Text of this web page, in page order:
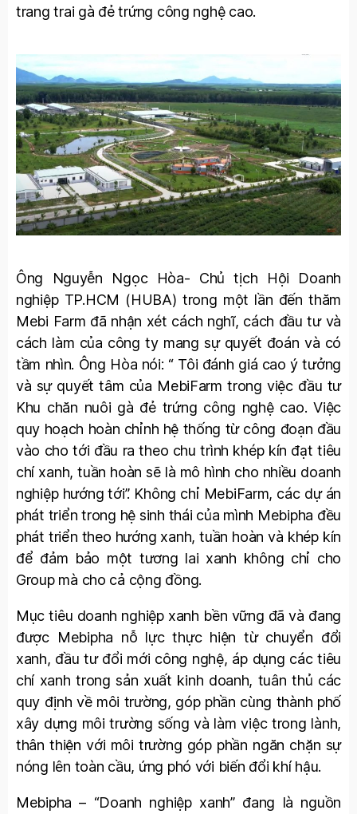
trang trai gà đẻ trứng công nghệ cao.
Ông Nguyễn Ngọc Hòa- Chủ tịch Hội Doanh
nghiệp TP.HCM (HUBA) trong một lần đến thăm
Mebi Farm đã nhận xét cách nghĩ, cách đầu tư và
cách làm của công ty mang sự quyết đoán và có
tầm nhìn. Ông Hòa nói: “ Tôi đánh giá cao ý tưởng
và sự quyết tâm của MebiFarm trong việc đầu tư
Khu chăn nuôi gà đẻ trứng công nghệ cao. Việc
quy hoạch hoàn chỉnh hệ thống từ công đoạn đầu
vào cho tới đầu ra theo chu trình khép kín đạt tiêu
chí xanh, tuần hoàn sẽ là mô hình cho nhiều doanh
nghiệp hướng tới”. Không chỉ MebiFarm, các dự án
phát triển trong hệ sinh thái của mình Mebipha đều
phát triển theo hướng xanh, tuần hoàn và khép kín
để đảm bảo một tương lai xanh không chỉ cho
Group mà cho cả cộng đồng.
Mục tiêu doanh nghiệp xanh bền vững đã và đang
được Mebipha nỗ lực thực hiện từ chuyển đổi
xanh, đầu tư đổi mới công nghệ, áp dụng các tiêu
chí xanh trong sản xuất kinh doanh, tuân thủ các
quy định về môi trường, góp phần cùng thành phố
xây dựng môi trường sống và làm việc trong lành,
thân thiện với môi trường góp phần ngăn chặn sự
nóng lên toàn cầu, ứng phó với biến đổi khí hậu.
Mebipha – “Doanh nghiệp xanh” đang là nguồn